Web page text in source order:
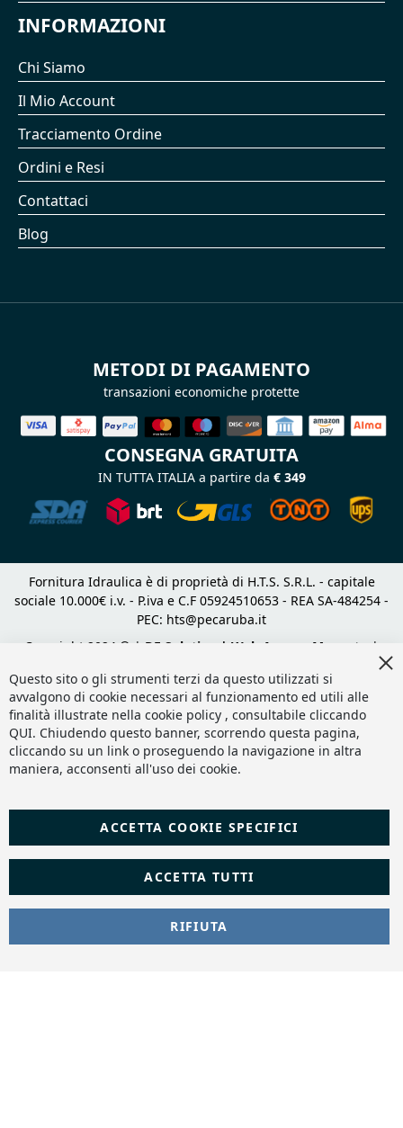
INFORMAZIONI
Chi Siamo
Il Mio Account
Tracciamento Ordine
Ordini e Resi
Contattaci
Blog
METODI DI PAGAMENTO
transazioni economiche protette
CONSEGNA GRATUITA
IN TUTTA ITALIA a partire da € 349
Fornitura Idraulica è di proprietà di H.T.S. S.R.L. - capitale
sociale 10.000€ i.v. - P.iva e C.F 05924510653 - REA SA-484254 -
PEC: hts@pecaruba.it
Copyright 2024 © | DF Solution | Web Agency Magento
|
Questo sito o gli strumenti terzi da questo utilizzati si
avvalgono di cookie necessari al funzionamento ed utili alle
finalità illustrate nella cookie policy , consultabile cliccando
QUI. Chiudendo questo banner, scorrendo questa pagina,
cliccando su un link o proseguendo la navigazione in altra
maniera, acconsenti all'uso dei cookie.
ACCETTA TUTTI
ACCETTA COOKIE SPECIFICI
RIFIUTA